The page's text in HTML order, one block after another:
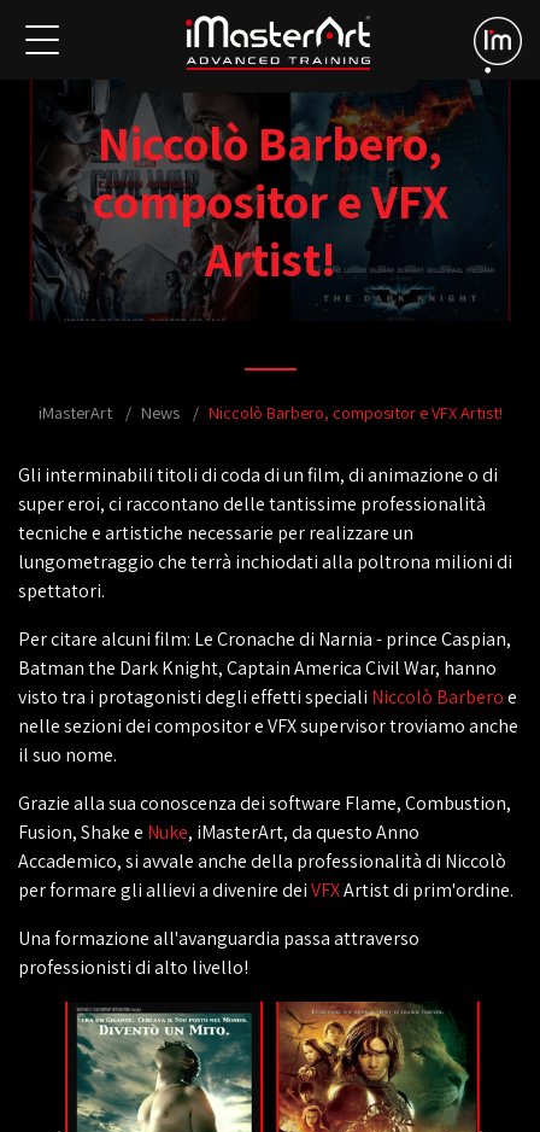
Niccolò Barbero,
compositor e VFX
Artist!
iMasterArt News Niccolò Barbero, compositor e VFX Artist!
Gli interminabili titoli di coda di un film, di animazione o di
super eroi, ci raccontano delle tantissime professionalità
tecniche e artistiche necessarie per realizzare un
lungometraggio che terrà inchiodati alla poltrona milioni di
spettatori.
Per citare alcuni film: Le Cronache di Narnia - prince Caspian,
Batman the Dark Knight, Captain America Civil War, hanno
visto tra i protagonisti degli effetti speciali Niccolò Barberoe
nelle sezioni dei compositor e VFX supervisor troviamo anche
il suo nome.
Grazie alla sua conoscenza dei software Flame, Combustion,
Fusion, Shake e Nuke, iMasterArt, da questo Anno
Accademico, si avvale anche della professionalità di Niccolò
per formare gli allievi a divenire deiVFXArtist di prim'ordine.
Una formazione all'avanguardia passa attraverso
professionisti di alto livello!